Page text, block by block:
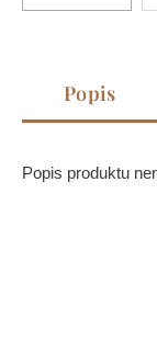
Popis
Popis produktu